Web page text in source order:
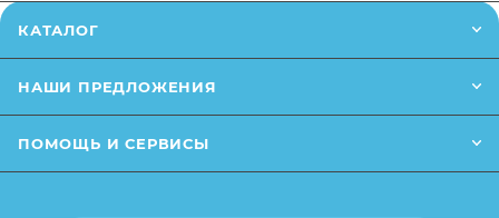
сайте (например, оттенки цветов, незначительные
влияющие на основные потребительские свойства
свойства и иные существенные элементы товара и
КАТАЛОГ
НАШИ ПРЕДЛОЖЕНИЯ
ПОМОЩЬ И СЕРВИСЫ